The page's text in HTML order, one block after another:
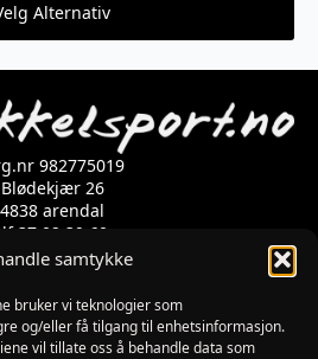
samtykke
bruker vi teknologier som
og/eller få tilgang til enhetsinformasjon.
vil tillate oss å behandle data som
Alternativ
982775019
Blødekjær 26
4838 arendal
37 02 39 60